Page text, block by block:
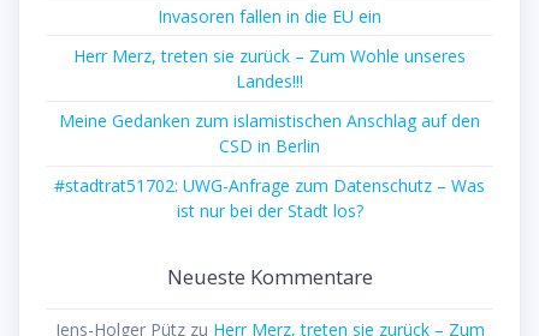
Invasoren fallen in die EU ein
Herr Merz, treten sie zurück – Zum Wohle unseres
Landes!!!
Meine Gedanken zum islamistischen Anschlag auf den
CSD in Berlin
#stadtrat51702: UWG-Anfrage zum Datenschutz – Was
ist nur bei der Stadt los?
Neueste Kommentare
Jens-Holger Pützzu Herr Merz, treten sie zurück – Zum